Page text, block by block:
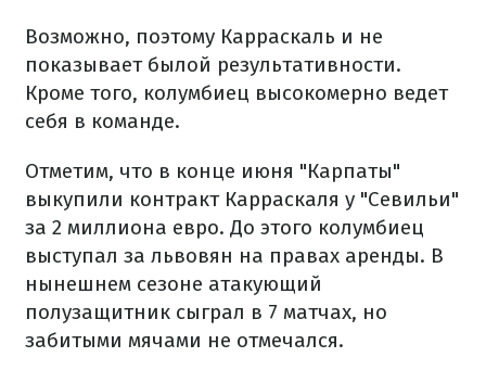
Возможно, поэтому Карраскаль и не
показывает былой результативности.
Кроме того, колумбиец высокомерно ведет
себя в команде.
Отметим, что в конце июня "Карпаты"
выкупили контракт Карраскаля у "Севильи"
за 2 миллиона евро. До этого колумбиец
выступал за львовян на правах аренды. В
нынешнем сезоне атакующий
полузащитник сыграл в 7 матчах, но
забитыми мячами не отмечался.